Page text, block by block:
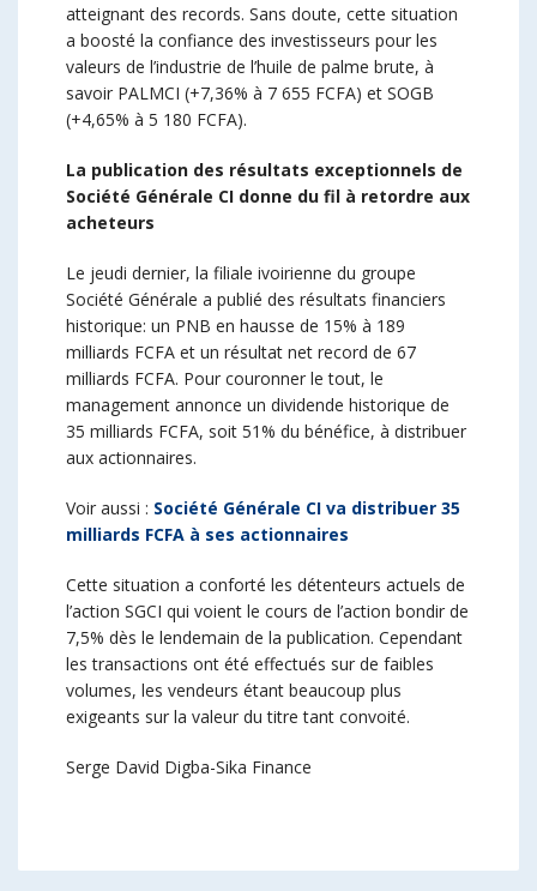
atteignant des records. Sans doute, cette situation
a boosté la confiance des investisseurs pour les
valeurs de l’industrie de l’huile de palme brute, à
savoir PALMCI (+7,36% à 7 655 FCFA) et SOGB
(+4,65% à 5 180 FCFA).
La publication des résultats exceptionnels de
Société Générale CI donne du fil à retordre aux
acheteurs
Le jeudi dernier, la filiale ivoirienne du groupe
Société Générale a publié des résultats financiers
historique: un PNB en hausse de 15% à 189
milliards FCFA et un résultat net record de 67
milliards FCFA. Pour couronner le tout, le
management annonce un dividende historique de
35 milliards FCFA, soit 51% du bénéfice, à distribuer
aux actionnaires.
Voir aussi : Société Générale CI va distribuer 35
milliards FCFA à ses actionnaires
Cette situation a conforté les détenteurs actuels de
l’action SGCI qui voient le cours de l’action bondir de
7,5% dès le lendemain de la publication. Cependant
les transactions ont été effectués sur de faibles
volumes, les vendeurs étant beaucoup plus
exigeants sur la valeur du titre tant convoité.
Serge David Digba-Sika Finance